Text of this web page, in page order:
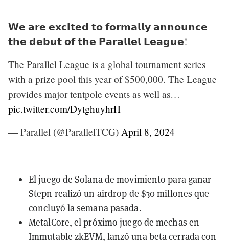
𝗪𝗲 𝗮𝗿𝗲 𝗲𝘅𝗰𝗶𝘁𝗲𝗱 𝘁𝗼 𝗳𝗼𝗿𝗺𝗮𝗹𝗹𝘆 𝗮𝗻𝗻𝗼𝘂𝗻𝗰𝗲
𝘁𝗵𝗲 𝗱𝗲𝗯𝘂𝘁 𝗼𝗳 𝘁𝗵𝗲 𝗣𝗮𝗿𝗮𝗹𝗹𝗲𝗹 𝗟𝗲𝗮𝗴𝘂𝗲!
The Parallel League is a global tournament series
with a prize pool this year of $500,000. The League
provides major tentpole events as well as…
pic.twitter.com/DytghuyhrH
— Parallel (@ParallelTCG) April 8, 2024
El juego de Solana de movimiento para ganar
Stepn realizó un airdrop de $30 millones que
concluyó la semana pasada.
MetalCore, el próximo juego de mechas en
Immutable zkEVM, lanzó una beta cerrada con